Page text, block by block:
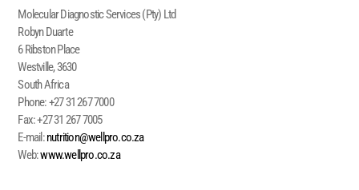
Molecular Diagnostic Services (Pty) Ltd
Robyn Duarte
6 Ribston Place
Westville, 3630
South Africa
Phone:+27 31 267 7000
Fax:+27 31 267 7005
E-mail:nutrition@wellpro.co.za
Web:www.wellpro.co.za